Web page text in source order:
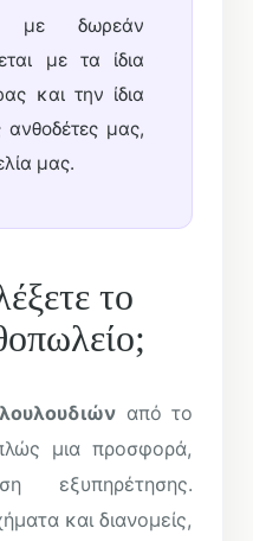
με δωρεάν
με τα ίδια
και την ίδια
μας,
μας.
το
από το
μια προσφορά,
εξυπηρέτησης.
και διανομείς,